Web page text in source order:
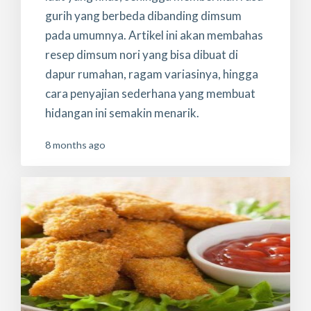
gurih yang berbeda dibanding dimsum
pada umumnya. Artikel ini akan membahas
resep dimsum nori yang bisa dibuat di
dapur rumahan, ragam variasinya, hingga
cara penyajian sederhana yang membuat
hidangan ini semakin menarik.
8 months ago